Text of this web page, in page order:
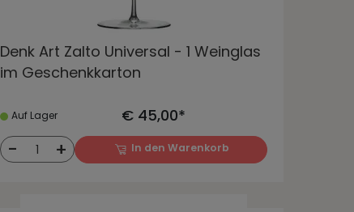
Denk Art Zalto Universal - 1 Weinglas
im Geschenkkarton
Auf Lager € 45,00*
- 1 + In den Warenkorb